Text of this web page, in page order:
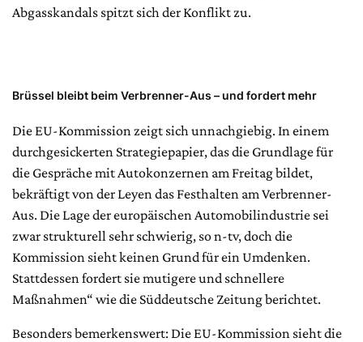
Abgasskandals spitzt sich der Konflikt zu.
Brüssel bleibt beim Verbrenner-Aus – und fordert mehr
Die EU-Kommission zeigt sich unnachgiebig. In einem
durchgesickerten Strategiepapier, das die Grundlage für
die Gespräche mit Autokonzernen am Freitag bildet,
bekräftigt von der Leyen das Festhalten am Verbrenner-
Aus. Die Lage der europäischen Automobilindustrie sei
zwar strukturell sehr schwierig, so n-tv, doch die
Kommission sieht keinen Grund für ein Umdenken.
Stattdessen fordert sie mutigere und schnellere
Maßnahmen“ wie die Süddeutsche Zeitung berichtet.
Besonders bemerkenswert: Die EU-Kommission sieht die